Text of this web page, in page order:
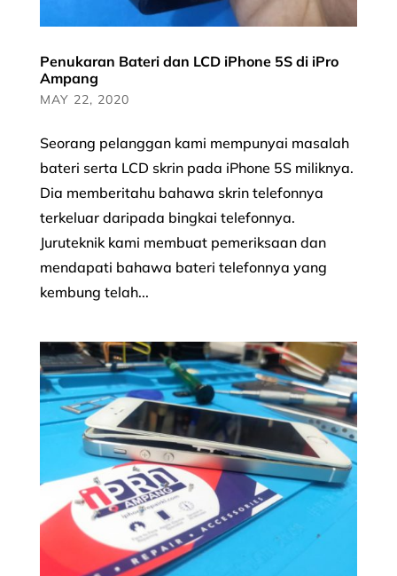
Penukaran Bateri dan LCD iPhone 5S di iPro
Ampang
MAY 22, 2020
Seorang pelanggan kami mempunyai masalah
bateri serta LCD skrin pada iPhone 5S miliknya.
Dia memberitahu bahawa skrin telefonnya
terkeluar daripada bingkai telefonnya.
Juruteknik kami membuat pemeriksaan dan
mendapati bahawa bateri telefonnya yang
kembung telah...